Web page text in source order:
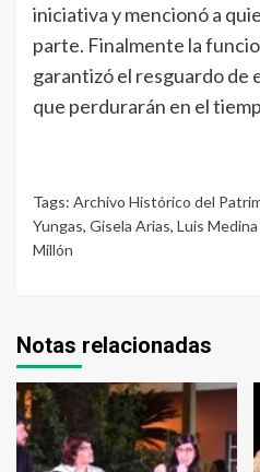
iniciativa y mencionó a
parte. Finalmente la
garantizó el resguardo de
que perdurarán en el
Tags: Archivo Histórico del
Yungas, Gisela Arias, Luis Medina
Millón
Notas relacionadas